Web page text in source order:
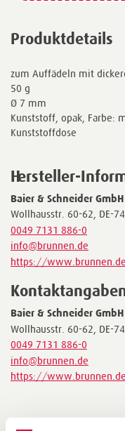
Produktdetails
zum Auffädeln mit
50 g
Ø 7 mm
Kunststoff, opak, Farbe:
Kunststoffdose
Hersteller-
Baier & Schneider GmbH
Wollhausstr. 60-62, DE-
0049 7131 886-0
info@brunnen.de
https://www.brunnen.de
Baier & Schneider GmbH
Wollhausstr. 60-62, DE-
0049 7131 886-0
info@brunnen.de
https://www.brunnen.de